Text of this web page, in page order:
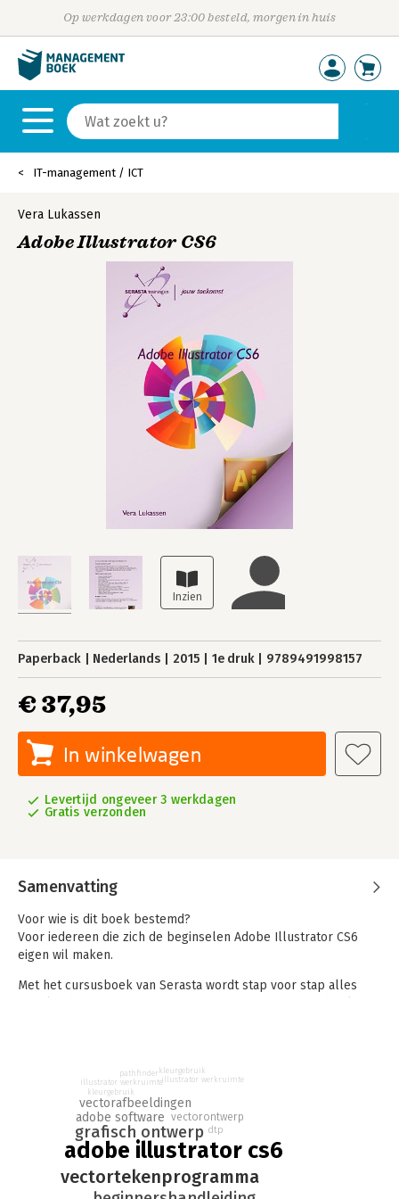
Op werkdagen voor 23:00 besteld, morgen in huis
IT-management / ICT
Vera Lukassen
Adobe Illustrator CS6
Paperback Nederlands 2015 1e druk 9789491998157
€ 37,95
In winkelwagen
Levertijd ongeveer 3 werkdagen
Gratis verzonden
Samenvatting
Voor wie is dit boek bestemd?
Voor iedereen die zich de beginselen Adobe Illustrator CS6
eigen wil maken.
Met het cursusboek van Serasta wordt stap voor stap alles
Met dit boek leert u onder andere:
- De opzet van Adobe Illustrator
- Het tekengebied aanpassen
- De werkomgeving
- Behandeling van de belangrijkste gereedschappen, menu's
en paletten
- Snel in- en uitzoomen
adobe illustrator cs6
vectortekenprogramma
grafisch ontwerp
adobe software
vectorafbeeldingen
vectorontwerp
dtp
kleurgebruik
illustrator werkruimte
pathfinder kleurgebruik
illustrator werkruimte